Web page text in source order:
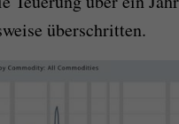
überschritten.